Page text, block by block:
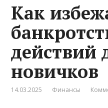
Как
действий
новичков
14.03.2025 Финансы